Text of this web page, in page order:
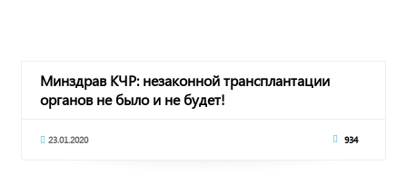
Минздрав КЧР: незаконной трансплантации
органов не было и не будет!
23.01.2020 934